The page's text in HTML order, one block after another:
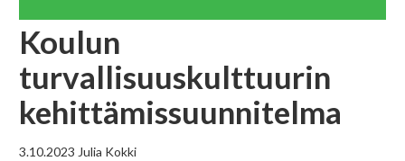
Koulun
turvallisuuskulttuurin
kehittämissuunnitelma
3.10.2023 Julia Kokki